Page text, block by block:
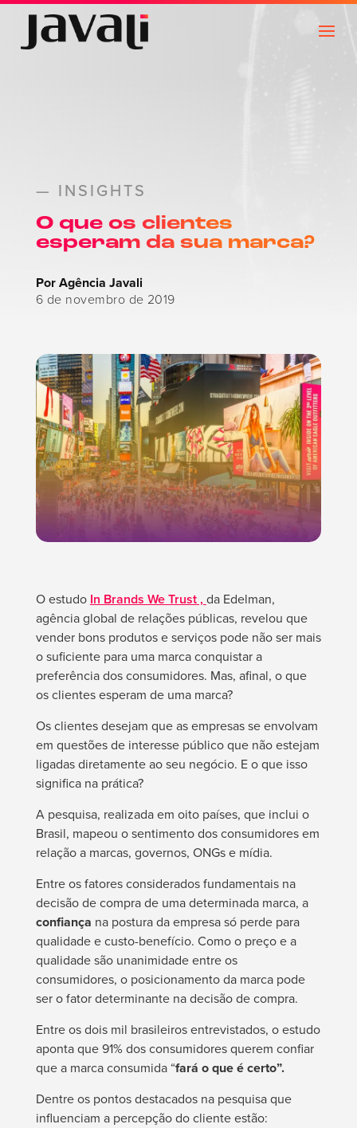
— INSIGHTS
O que os clientes
esperam da sua marca?
Por Agência Javali
6 de novembro de 2019
O estudo In Brands We Trust, da Edelman,
agência global de relações públicas, revelou que
vender bons produtos e serviços pode não ser mais
o suficiente para uma marca conquistar a
preferência dos consumidores. Mas, afinal, o que
os clientes esperam de uma marca?
Os clientes desejam que as empresas se envolvam
em questões de interesse público que não estejam
ligadas diretamente ao seu negócio. E o que isso
significa na prática?
A pesquisa, realizada em oito países, que inclui o
Brasil, mapeou o sentimento dos consumidores em
relação a marcas, governos, ONGs e mídia.
Entre os fatores considerados fundamentais na
decisão de compra de uma determinada marca, a
confiança na postura da empresa só perde para
qualidade e custo-benefício. Como o preço e a
qualidade são unanimidade entre os
consumidores, o posicionamento da marca pode
ser o fator determinante na decisão de compra.
Entre os dois mil brasileiros entrevistados, o estudo
aponta que 91% dos consumidores querem confiar
que a marca consumida “fará o que é certo”.
Dentre os pontos destacados na pesquisa que
influenciam a percepção do cliente estão: